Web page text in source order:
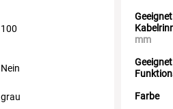
100
Nein
grau
mm
Farbe